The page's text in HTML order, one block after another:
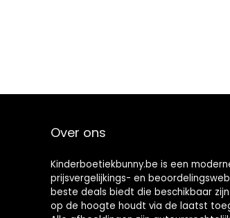
Over ons
Kinderboetiekbunny.be is een
prijsvergelijkings- en
beste deals biedt die beschikbaar
op de hoogte houdt via de laatst